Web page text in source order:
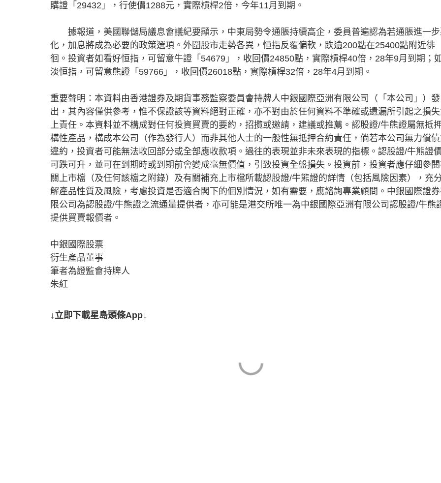
購證「29432」，行使價1288元，實際槓桿2倍，今年11月到期。
據報道，美國聯儲局議息會議紀要顯示，中東局勢令通脹持續高企，委員普遍認為若通脹進一步
化，加息將成為必要的政策選項。外圍股市走勢各異，恒指反覆偏軟，跌逾200點在25400點附近徘
徊。投資者如看好恒指，可留意牛證「54679」，收回價24850點，實際槓桿40倍，28年9月到期；
淡恒指，可留意熊證「59766」，收回價26018點，實際槓桿32倍，28年4月到期。
重要聲明：本資料由香港證券及期貨事務監察委員會持牌人中銀國際亞洲有限公司（「本公司」）發
出，其內容僅供參考，惟不保證該等資料絕對正確，亦不對由於任何資料不準確或遺漏所引起之損失
上責任。本資料並不構成對任何投資買賣的要約，招攬或邀請，建議或推薦。認股證/牛熊證屬無抵
構性產品，構成本公司（作為發行人）而非其他人士的一般性無抵押合約責任，倘若本公司無力償
違約，投資者可能無法收回部分或全部應收款項。過往的表現並非未來表現的指標。認股證/牛熊證
可跌可升，並可在到期時或到期前會變成毫無價值，引致投資全盤損失。投資前，投資者應仔細參
關上市檔（及任何該檔之附錄）及有關補充上市檔所載認股證/牛熊證的詳情（包括風險因素），充
解產品性質及風險，考慮投資是否適合閣下的個別情況，如有需要，應諮詢專業顧問。中銀國際證
限公司為認股證/牛熊證之流通量提供者，亦可能是港交所唯一為中銀國際亞洲有限公司認股證/牛熊
提供買賣報價者。
中銀國際股票
衍生產品董事
筆者為證監會持牌人
朱紅
↓立即下載星島頭條App↓